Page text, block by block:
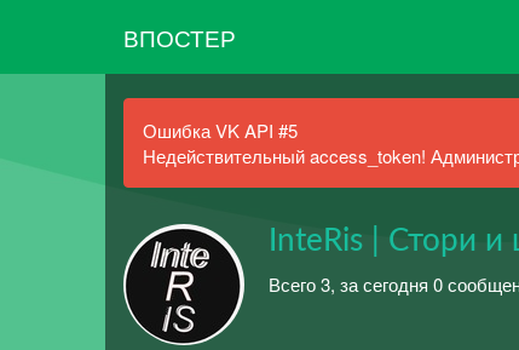
ВПОСТЕР
Ошибка VK API #5
Недействительный access_token!
InteRis | Стори и
Всего 3, за сегодня 0